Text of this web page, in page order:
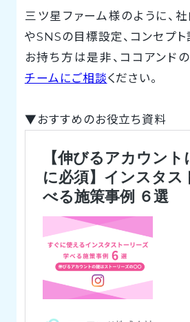
三ツ星ファーム様のように、
やSNSの目標設定、コンセプ
お持ち方は是非、ココアンドの
チームにご相談ください。
▼おすすめのお役立ち資料